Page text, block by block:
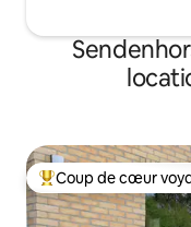
Coups de cœur
Coup de cœur